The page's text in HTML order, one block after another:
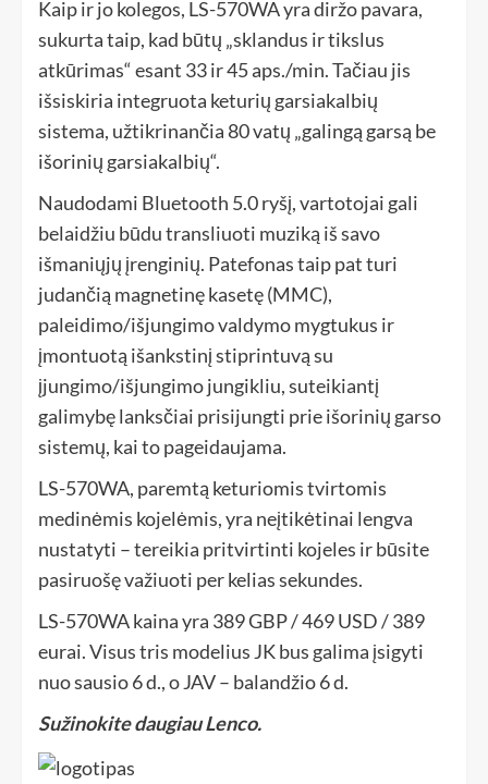
Kaip ir jo kolegos, LS-570WA yra diržo pavara,
sukurta taip, kad būtų „sklandus ir tikslus
atkūrimas“ esant 33 ir 45 aps./min. Tačiau jis
išsiskiria integruota keturių garsiakalbių
sistema, užtikrinančia 80 vatų „galingą garsą be
išorinių garsiakalbių“.
Naudodami Bluetooth 5.0 ryšį, vartotojai gali
belaidžiu būdu transliuoti muziką iš savo
išmaniųjų įrenginių. Patefonas taip pat turi
judančią magnetinę kasetę (MMC),
paleidimo/išjungimo valdymo mygtukus ir
įmontuotą išankstinį stiprintuvą su
įjungimo/išjungimo jungikliu, suteikiantį
galimybę lanksčiai prisijungti prie išorinių garso
sistemų, kai to pageidaujama.
LS-570WA, paremtą keturiomis tvirtomis
medinėmis kojelėmis, yra neįtikėtinai lengva
nustatyti – tereikia pritvirtinti kojeles ir būsite
pasiruošę važiuoti per kelias sekundes.
LS-570WA kaina yra 389 GBP / 469 USD / 389
eurai. Visus tris modelius JK bus galima įsigyti
nuo sausio 6 d., o JAV – balandžio 6 d.
Sužinokite daugiau Lenco.